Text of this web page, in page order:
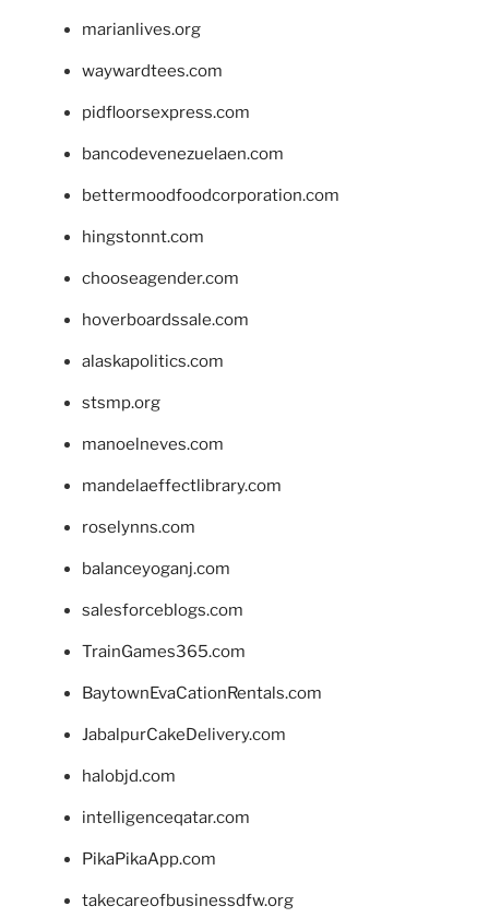
marianlives.org
waywardtees.com
pidfloorsexpress.com
bancodevenezuelaen.com
bettermoodfoodcorporation.com
hingstonnt.com
chooseagender.com
hoverboardssale.com
alaskapolitics.com
stsmp.org
manoelneves.com
mandelaeffectlibrary.com
roselynns.com
balanceyoganj.com
salesforceblogs.com
TrainGames365.com
BaytownEvaCationRentals.com
JabalpurCakeDelivery.com
halobjd.com
intelligenceqatar.com
PikaPikaApp.com
takecareofbusinessdfw.org